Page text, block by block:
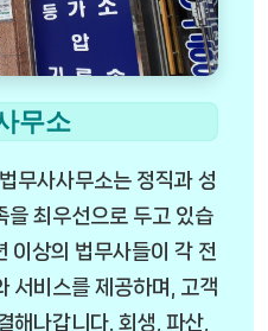
무소
무사사무소는 정직과 성
을 최우선으로 두고 있습
이상의 법무사들이 각 전
서비스를 제공하며, 고객
해나갑니다. 회생, 파산,